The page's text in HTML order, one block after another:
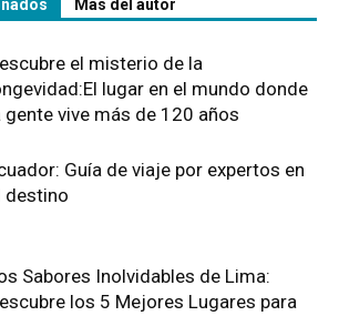
Más del autor
el misterio de la
lugar en el mundo donde
gente vive más de 120 años
Guía de viaje por expertos en
destino
Sabores Inolvidables de Lima:
los 5 Mejores Lugares para